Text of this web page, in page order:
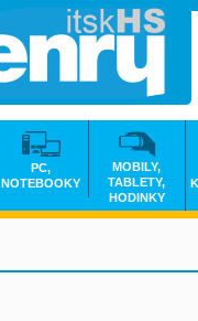
PC,
NOTEBOOKY
MOBILY,
TABLETY,
HODINKY